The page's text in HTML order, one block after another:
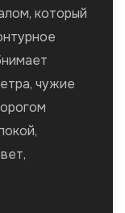
который
чужие